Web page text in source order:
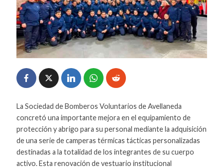
La Sociedad de Bomberos Voluntarios de Avellaneda
concretó una importante mejora en el equipamiento de
protección y abrigo para su personal mediante la adquisición
de una serie de camperas térmicas tácticas personalizadas
destinadas a la totalidad de los integrantes de su cuerpo
activo. Esta renovación de vestuario institucional